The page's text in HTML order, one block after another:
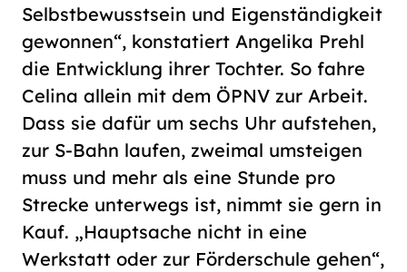
Selbstbewusstsein und Eigenständigkeit
gewonnen“, konstatiert Angelika Prehl
die Entwicklung ihrer Tochter. So fahre
Celina allein mit dem ÖPNV zur Arbeit.
Dass sie dafür um sechs Uhr aufstehen,
zur S-Bahn laufen, zweimal umsteigen
muss und mehr als eine Stunde pro
Strecke unterwegs ist, nimmt sie gern in
Kauf. „Hauptsache nicht in eine
Werkstatt oder zur Förderschule gehen“,